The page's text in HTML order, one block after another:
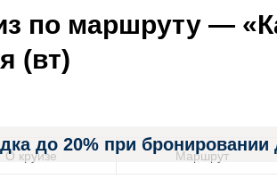
по маршруту —
(вт)
до 20% при бронировании
О круизе Маршрут